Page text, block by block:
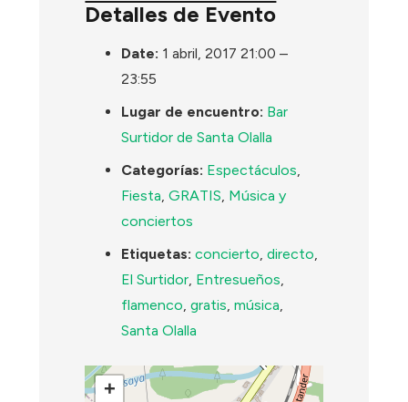
Detalles de Evento
Date: 1 abril, 2017 21:00 –
23:55
Lugar de encuentro: Bar
Surtidor de Santa Olalla
Categorías: Espectáculos
Fiesta ,GRATIS Música y
conciertos
Etiquetas: concierto ,directo
El Surtidor Entresueños
flamenco ,gratis ,música
Santa Olalla
+